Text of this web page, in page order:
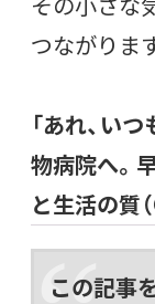
つながりま
「あれ、い
物病院へ。
と生活の質
この記事